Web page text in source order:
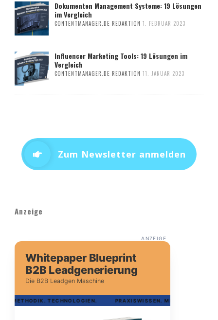
Dokumenten Management Systeme: 19 Lösungen
im Vergleich
CONTENTMANAGER.DE REDAKTION 1. FEBRUAR 2023
Influencer Marketing Tools: 19 Lösungen im
Vergleich
CONTENTMANAGER.DE REDAKTION 11. JANUAR 2023
Zum Newsletter anmelden
Anzeige